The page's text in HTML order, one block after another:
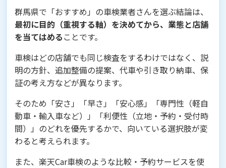
群馬県で「おすすめ」の車検業者さんを選ぶ結論は、
最初に目的（重視する軸）を決めてから、業態と店舗
を当てはめる ことです。
車検はどの店舗でも同じ検査をするわけではなく、説
明の方針、追加整備の提案、代車や引き取り納車、保
証の考え方などが異なります。
そのため「安さ」「早さ」「安心感」「専門性（軽自
動車・輸入車など）」「利便性（立地・予約・受付時
間）」のどれを優先するかで、向いている選択肢が変
わると考えられます。
また、楽天Car車検のような比較・予約サービスを使